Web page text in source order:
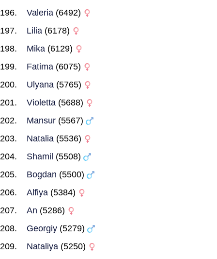
Valeria (6492)
Lilia (6178)
Mika (6129)
Fatima (6075)
Ulyana (5765)
Violetta (5688)
Mansur (5567)
Natalia (5536)
Shamil (5508)
Bogdan (5500)
Alfiya (5384)
An (5286)
Georgiy (5279)
Nataliya (5250)